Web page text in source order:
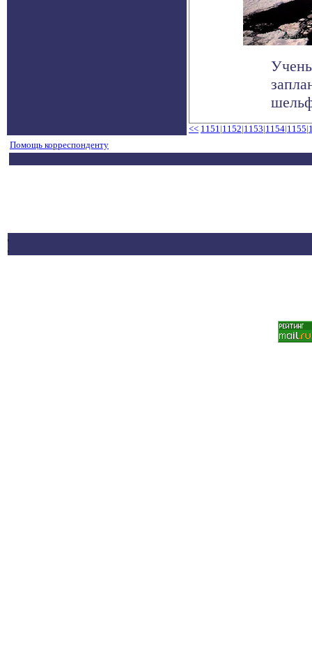
<< 1151|1152|1153|1154|1155|
Помощь корреспонденту